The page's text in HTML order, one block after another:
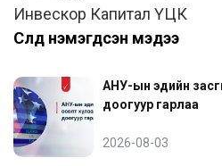
Инвескор Капитал ҮЦК
Сүүлд нэмэгдсэн мэдээ
АНУ-ын эдийн
доогуур гарлаа
2026-08-03